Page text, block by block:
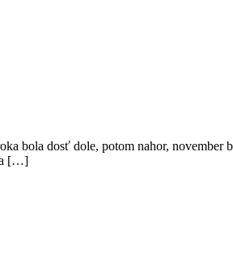
bola dosť dole, potom nahor,
[…]